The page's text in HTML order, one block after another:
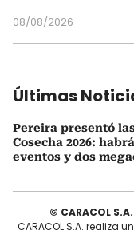
08/08/2026
Últimas
Pereira presentó
Cosecha 2026:
eventos y dos
© CARACOL
CARACOL S.A. realiza